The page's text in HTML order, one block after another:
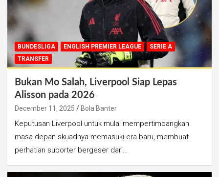
BUNDESLIGA ENGLISH PREMIER LEAGUE
SERIE A
TRANSFER
Bukan Mo Salah, Liverpool Siap Lepas
Alisson pada 2026
December 11, 2025 Bola Banter
Keputusan Liverpool untuk mulai mempertimbangkan
masa depan skuadnya memasuki era baru, membuat
perhatian suporter bergeser dari…